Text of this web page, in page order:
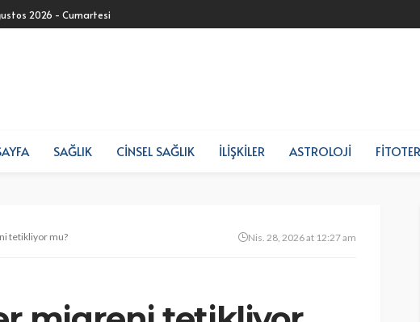
2026 - Cumartesi
SAĞLIK CINSEL SAĞLIK İLIŞKILER ASTROLOJI
tetikliyor mu? Nis. 28, 2026 at 12:27 am